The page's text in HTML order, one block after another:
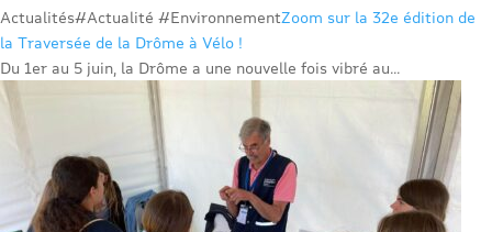
Actualités#Actualité #EnvironnementZoom sur la 32e édition de
la Traversée de la Drôme à Vélo !
Du 1er au 5 juin, la Drôme a une nouvelle fois vibré au...